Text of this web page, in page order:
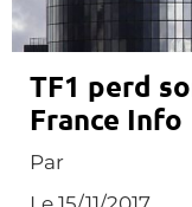
TF1 perd
France Info
Par